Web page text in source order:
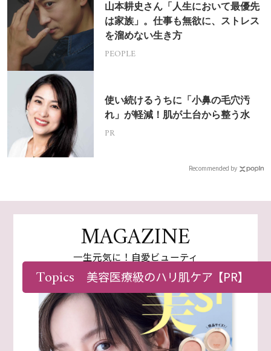
山本耕史さん「人生において最優先
は家族」。仕事も無欲に、ストレス
を溜めない生き方
PEOPLE
使い続けるうちに「小鼻の毛穴汚
れ」が軽減！肌が土台から整う水
PR
Recommended by
MAGAZINE
一生元気に！自愛ビューティ
Topics 美容医療級のハリ肌ケア【PR】